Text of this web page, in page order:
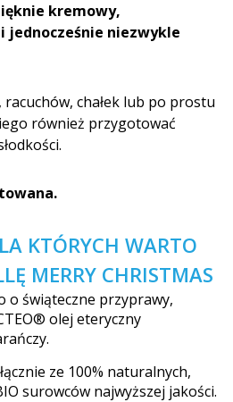
kremowy,
jednocześnie niezwykle
chałek lub po prostu
również przygotować
KTÓRYCH WARTO
MERRY CHRISTMAS
o świąteczne przyprawy,
olej eteryczny
ze 100% naturalnych,
surowców najwyższej jakości.